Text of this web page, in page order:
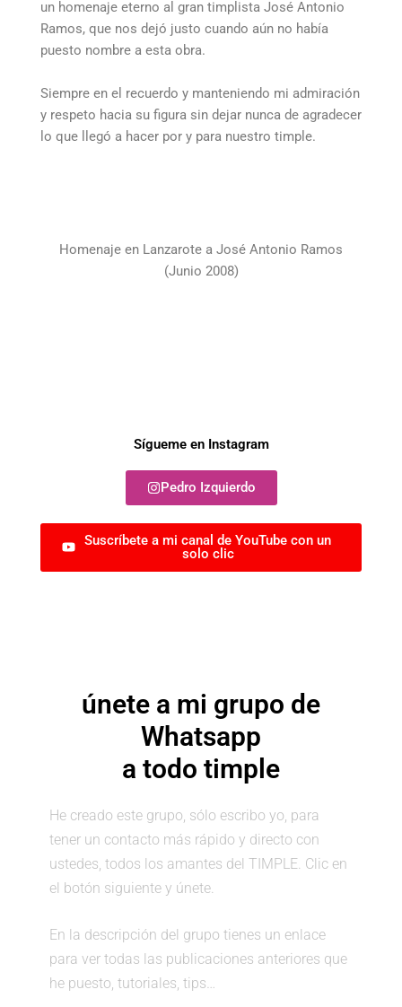
un homenaje eterno al gran timplista José Antonio
Ramos, que nos dejó justo cuando aún no había
puesto nombre a esta obra.
Siempre en el recuerdo y manteniendo mi admiración
y respeto hacia su figura sin dejar nunca de agradecer
lo que llegó a hacer por y para nuestro timple.
Homenaje en Lanzarote a José Antonio Ramos
(Junio 2008)
Sígueme en Instagram
Pedro Izquierdo
Suscríbete a mi canal de YouTube con un
solo clic
únete a mi grupo de
Whatsapp
a todo timple
He creado este grupo, sólo escribo yo, para
tener un contacto más rápido y directo con
ustedes, todos los amantes del TIMPLE. Clic en
el botón siguiente y únete.
En la descripción del grupo tienes un enlace
para ver todas las publicaciones anteriores que
he puesto, tutoriales, tips…